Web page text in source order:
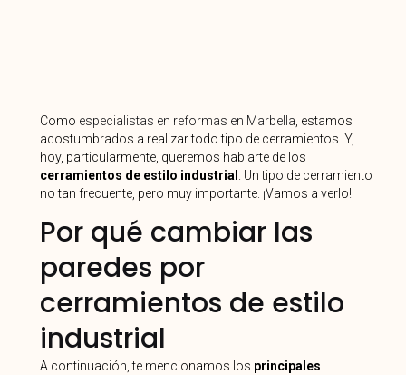
Como especialistas en reformas en Marbella, estamos
acostumbrados a realizar todo tipo de cerramientos. Y,
hoy, particularmente, queremos hablarte de los
cerramientos de estilo industrial . Un tipo de cerramiento
no tan frecuente, pero muy importante. ¡Vamos a verlo!
Por qué cambiar las
paredes por
cerramientos de estilo
industrial
A continuación, te mencionamos los principales